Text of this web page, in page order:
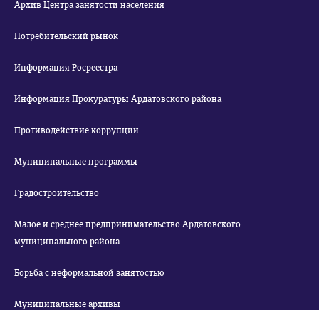
Архив Центра занятости населения
Потребительский рынок
Информация Росреестра
Информация Прокуратуры Ардатовского района
Противодействие коррупции
Муниципальные программы
Градостроительство
Малое и среднее предпринимательство Ардатовского
муниципального района
Борьба с неформальной занятостью
Муниципальные архивы